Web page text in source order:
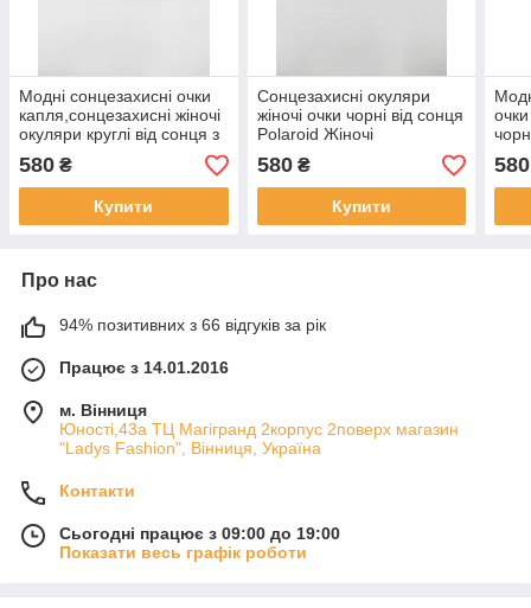
Модні сонцезахисні очки
капля,сонцезахисні жіночі
окуляри круглі від сонця з
градієнтом
580 ₴
Купити
Сонцезахисні окуляри
жіночі очки чорні від сонця
Polaroid Жіночі
сонцезахисні окуляри
кішечки з градієнтом
580₴
Купити
580
Про нас
94% позитивних з 66 відгуків за рік
Працює з 14.01.2016
м. Вінниця
Юності,43а ТЦ Магігранд 2корпус 2поверх магазин
"Ladys Fashion", Вінниця, Україна
Контакти
Сьогодні працює з 09:00 до 19:00
Показати весь графік роботи